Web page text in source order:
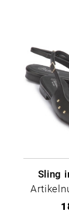
Sling